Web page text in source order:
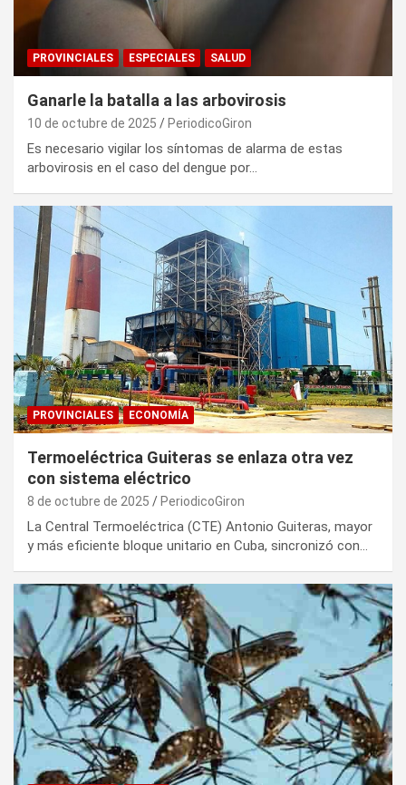
PROVINCIALES ESPECIALES SALUD
Ganarle la batalla a las arbovirosis
10 de octubre de 2025 PeriodicoGiron
Es necesario vigilar los síntomas de alarma de estas
arbovirosis en el caso del dengue por…
PROVINCIALES ECONOMÍA
Termoeléctrica Guiteras se enlaza otra vez
con sistema eléctrico
8 de octubre de 2025 PeriodicoGiron
La Central Termoeléctrica (CTE) Antonio Guiteras, mayor
y más eficiente bloque unitario en Cuba, sincronizó con…